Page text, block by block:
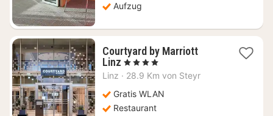
Aufzug
Courtyard by Marriott
Linz 1
Nacht
84,23
€
, 4 Sterne
Linz · 28.9 Km von Steyr
Gratis WLAN
Restaurant